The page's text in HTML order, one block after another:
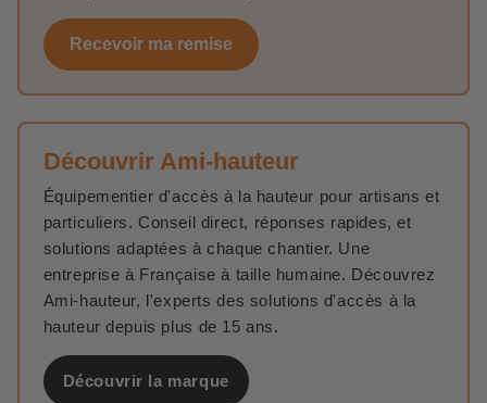
Recevoir ma remise
Découvrir Ami-hauteur
Équipementier d'accès à la hauteur pour artisans et
particuliers. Conseil direct, réponses rapides, et
solutions adaptées à chaque chantier. Une
entreprise à Française à taille humaine. Découvrez
Ami-hauteur, l'experts des solutions d'accès à la
hauteur depuis plus de 15 ans.
Découvrir la marque